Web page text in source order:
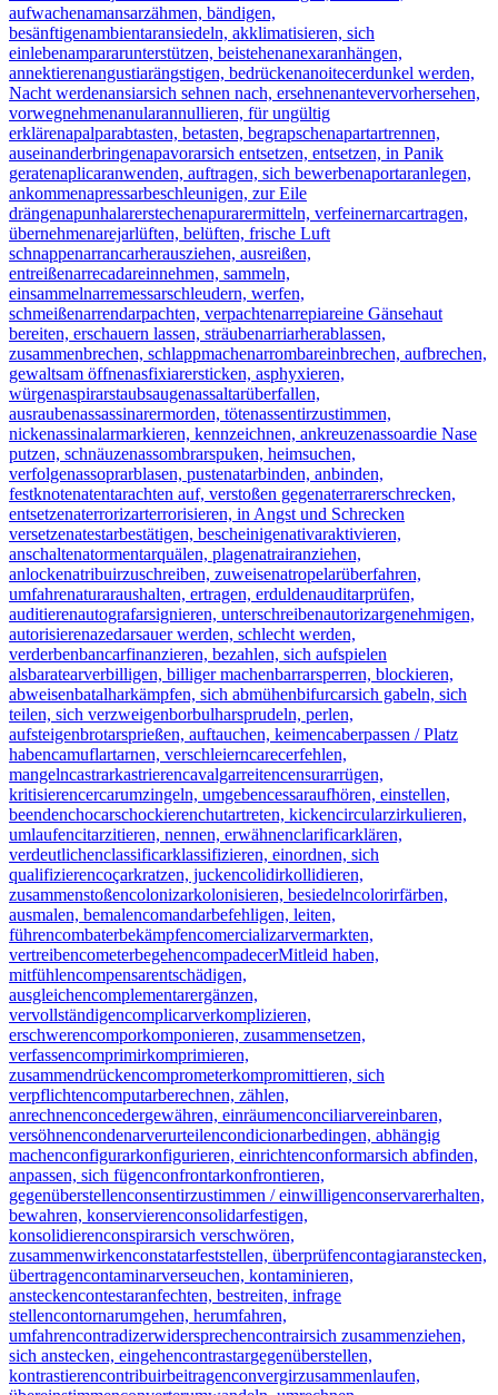
aufwachenamansarzähmen, bändigen,
besänftigenambientaransiedeln, akklimatisieren, sich
einlebenampararunterstützen, beistehenanexaranhängen,
annektierenangustiarängstigen, bedrückenanoitecerdunkel werden,
Nacht werdenansiarsich sehnen nach, ersehnenantevervorhersehen,
vorwegnehmenanularannullieren, für ungültig
erklärenapalparabtasten, betasten, begrapschenapartartrennen,
auseinanderbringenapavorarsich entsetzen, entsetzen, in Panik
geratenaplicaranwenden, auftragen, sich bewerbenaportaranlegen,
ankommenapressarbeschleunigen, zur Eile
drängenapunhalarerstechenapurarermitteln, verfeinernarcartragen,
übernehmenarejarlüften, belüften, frische Luft
schnappenarrancarherausziehen, ausreißen,
entreißenarrecadareinnehmen, sammeln,
einsammelnarremessarschleudern, werfen,
schmeißenarrendarpachten, verpachtenarrepiareine Gänsehaut
bereiten, erschauern lassen, sträubenarriarherablassen,
zusammenbrechen, schlappmachenarrombareinbrechen, aufbrechen,
gewaltsam öffnenasfixiarersticken, asphyxieren,
würgenaspirarstaubsaugenassaltarüberfallen,
ausraubenassassinarermorden, tötenassentirzustimmen,
nickenassinalarmarkieren, kennzeichnen, ankreuzenassoardie Nase
putzen, schnäuzenassombrarspuken, heimsuchen,
verfolgenassoprarblasen, pustenatarbinden, anbinden,
festknotenatentarachten auf, verstoßen gegenaterrarerschrecken,
entsetzenaterrorizarterrorisieren, in Angst und Schrecken
versetzenatestarbestätigen, bescheinigenativaraktivieren,
anschaltenatormentarquälen, plagenatrairanziehen,
anlockenatribuirzuschreiben, zuweisenatropelarüberfahren,
umfahrenaturaraushalten, ertragen, erduldenauditarprüfen,
auditierenautografarsignieren, unterschreibenautorizargenehmigen,
autorisierenazedarsauer werden, schlecht werden,
verderbenbancarfinanzieren, bezahlen, sich aufspielen
alsbaratearverbilligen, billiger machenbarrarsperren, blockieren,
abweisenbatalharkämpfen, sich abmühenbifurcarsich gabeln, sich
teilen, sich verzweigenborbulharsprudeln, perlen,
aufsteigenbrotarsprießen, auftauchen, keimencaberpassen / Platz
habencamuflartarnen, verschleierncarecerfehlen,
mangelncastrarkastrierencavalgarreitencensurarrügen,
kritisierencercarumzingeln, umgebencessaraufhören, einstellen,
beendenchocarschockierenchutartreten, kickencircularzirkulieren,
umlaufencitarzitieren, nennen, erwähnenclarificarklären,
verdeutlichenclassificarklassifizieren, einordnen, sich
qualifizierencoçarkratzen, juckencolidirkollidieren,
zusammenstoßencolonizarkolonisieren, besiedelncolorirfärben,
ausmalen, bemalencomandarbefehligen, leiten,
führencombaterbekämpfencomercializarvermarkten,
vertreibencometerbegehencompadecerMitleid haben,
mitfühlencompensarentschädigen,
ausgleichencomplementarergänzen,
vervollständigencomplicarverkomplizieren,
erschwerencomporkomponieren, zusammensetzen,
verfassencomprimirkomprimieren,
zusammendrückencomprometerkompromittieren, sich
verpflichtencomputarberechnen, zählen,
anrechnenconcedergewähren, einräumenconciliarvereinbaren,
versöhnencondenarverurteilencondicionarbedingen, abhängig
machenconfigurarkonfigurieren, einrichtenconformarsich abfinden,
anpassen, sich fügenconfrontarkonfrontieren,
gegenüberstellenconsentirzustimmen / einwilligenconservarerhalten,
bewahren, konservierenconsolidarfestigen,
konsolidierenconspirarsich verschwören,
zusammenwirkenconstatarfeststellen, überprüfencontagiaranstecken,
übertragencontaminarverseuchen, kontaminieren,
ansteckencontestaranfechten, bestreiten, infrage
stellencontornarumgehen, herumfahren,
umfahrencontradizerwidersprechencontrairsich zusammenziehen,
sich anstecken, eingehencontrastargegenüberstellen,
kontrastierencontribuirbeitragenconvergirzusammenlaufen,